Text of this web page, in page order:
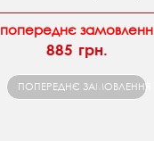
попереднє замовленн
885 грн.
ПОПЕРЕДНЄ ЗАМОВЛЕННЯ